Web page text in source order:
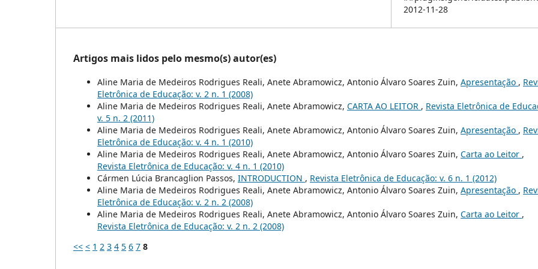
2012-11-28
Artigos mais lidos pelo mesmo(s) autor(es)
Aline Maria de Medeiros Rodrigues Reali, Anete Abramowicz, Antonio Álvaro Soares Zuin, Apresentação ,
Eletrônica de Educação: v. 2 n. 1 (2008)
Aline Maria de Medeiros Rodrigues Reali, Anete Abramowicz, CARTA AO LEITOR , Revista Eletrônica de
v. 5 n. 2 (2011)
Aline Maria de Medeiros Rodrigues Reali, Anete Abramowicz, Antonio Álvaro Soares Zuin, Apresentação ,
Eletrônica de Educação: v. 4 n. 1 (2010)
Aline Maria de Medeiros Rodrigues Reali, Anete Abramowicz, Antonio Álvaro Soares Zuin, Carta ao Leitor ,
Revista Eletrônica de Educação: v. 4 n. 1 (2010)
Cármen Lúcia Brancaglion Passos, INTRODUCTION , Revista Eletrônica de Educação: v. 6 n. 1 (2012)
Aline Maria de Medeiros Rodrigues Reali, Anete Abramowicz, Antonio Álvaro Soares Zuin, Apresentação ,
Eletrônica de Educação: v. 2 n. 2 (2008)
Aline Maria de Medeiros Rodrigues Reali, Anete Abramowicz, Antonio Álvaro Soares Zuin, Carta ao Leitor ,
Revista Eletrônica de Educação: v. 2 n. 2 (2008)
<< < 1 2 3 4 5 6 7 8